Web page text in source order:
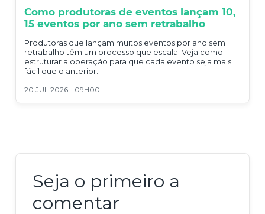
Como produtoras de eventos lançam 10,
15 eventos por ano sem retrabalho
Produtoras que lançam muitos eventos por ano sem
retrabalho têm um processo que escala. Veja como
estruturar a operação para que cada evento seja mais
fácil que o anterior.
20 JUL 2026 - 09H00
Seja o primeiro a
comentar